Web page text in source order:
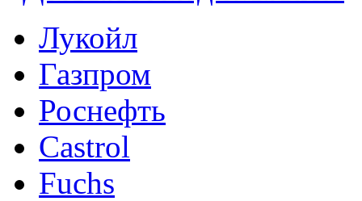
Лукойл
Газпром
Роснефть
Castrol
Fuchs